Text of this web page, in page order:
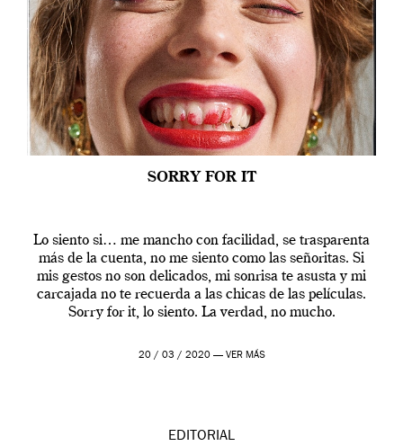
SORRY FOR IT
Lo siento si… me mancho con facilidad, se trasparenta
más de la cuenta, no me siento como las señoritas. Si
mis gestos no son delicados, mi sonrisa te asusta y mi
carcajada no te recuerda a las chicas de las películas.
Sorry for it, lo siento. La verdad, no mucho.
20 / 03 / 2020 — VER MÁS
EDITORIAL